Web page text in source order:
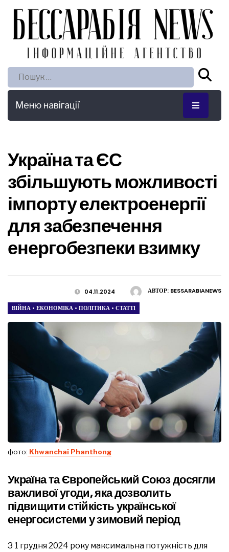
Пошук:
Меню навігації
Україна та ЄС
збільшують можливості
імпорту електроенергії
для забезпечення
енергобезпеки взимку
АВТОР: BESSARABIANEWS
04.11.2024
ВІЙНА • ЕКОНОМІКА • ПОЛІТИКА • СТАТТІ
фото: Khwanchai Phanthong
Україна та Європейський Союз досягли
важливої угоди, яка дозволить
підвищити стійкість української
енергосистеми у зимовий період
З 1 грудня 2024 року максимальна потужність для